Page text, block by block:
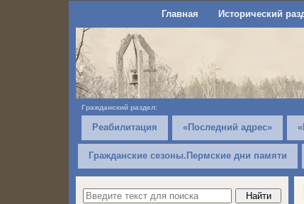
Главная Исторический
Гражданский раздел:
Реабилитация «Последний адрес»
Гражданские сезоны.Пермские дни памяти